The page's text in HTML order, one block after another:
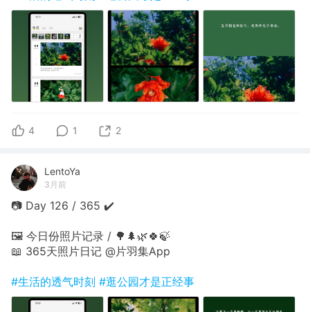
4 1 2
LentoYa
3月前
📷 Day 126 / 365 ✔️
🖼 今日份照片记录 / 🌳🌲🌿🍀🍃
📖 365天照片日记 @片羽集App
#生活的透气时刻 #逛公园才是正经事